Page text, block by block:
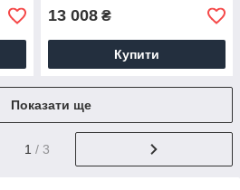
13 008 ₴
Купити
Показати ще
1 / 3